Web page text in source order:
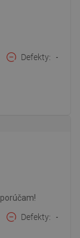
Defekty -
Defekty -